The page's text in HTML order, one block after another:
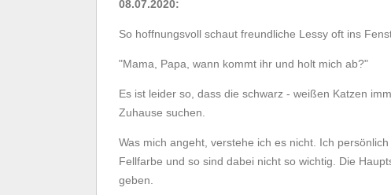
08.07.2020:
So hoffnungsvoll schaut freundliche Lessy oft ins
"Mama, Papa, wann kommt ihr und holt mich ab?"
Es ist leider so, dass die schwarz - weißen Katzen
Zuhause suchen.
Was mich angeht, verstehe ich es nicht. Ich
Fellfarbe und so sind dabei nicht so wichtig. Die
geben.